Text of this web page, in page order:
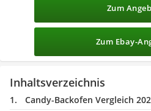
Zum
Zum Ebay-
Inhaltsverzeichnis
Candy-Backofen Vergleich